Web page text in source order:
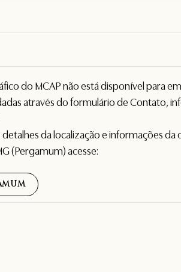
do MCAP não está disponível para
através do formulário deContato,
detalhes da localização e informações
(Pergamum) acesse: